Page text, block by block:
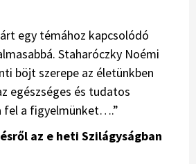
egy témához kapcsolódó
Staharóczky Noémi
böjt szerepe az életünkben
egészséges és tudatos
fel a figyelmünket….”
az e heti Szilágyságban